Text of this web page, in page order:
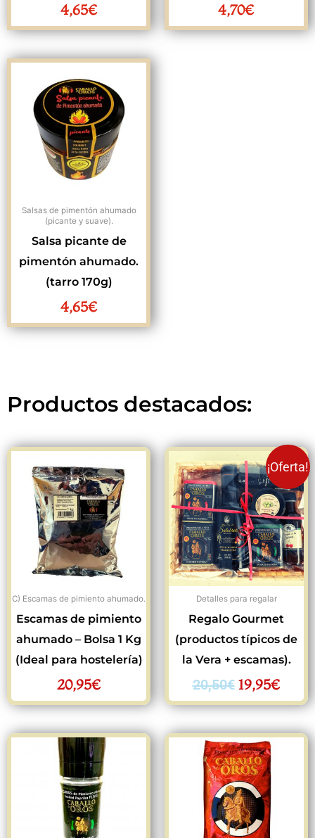
4,65€ 4,70€
Salsas de pimentón ahumado
(picante y suave).
Salsa picante de
pimentón ahumado.
(tarro 170g)
4,65€
Productos destacados:
C) Escamas de pimiento ahumado.
Escamas de pimiento
ahumado – Bolsa 1 Kg
(Ideal para hostelería)
20,95€
¡Oferta!
Detalles para regalar
Regalo Gourmet
(productos típicos de
la Vera + escamas).
20,50€
El
precio
original
era:
20,50€.
19,95€
El
es: